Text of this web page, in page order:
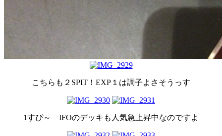
こちらも２SPIT！EXP１は調子よさそうっす
1すぴ～ IFOのデッキも人気急上昇中なのですよ